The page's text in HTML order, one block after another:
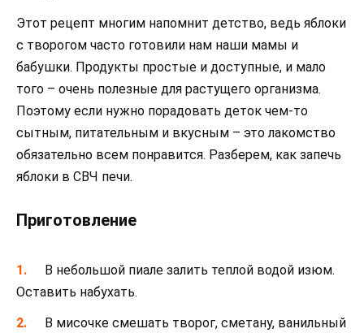
Этот рецепт многим напомнит детство, ведь яблоки
с творогом часто готовили нам наши мамы и
бабушки. Продукты простые и доступные, и мало
того – очень полезные для растущего организма.
Поэтому если нужно порадовать деток чем-то
сытным, питательным и вкусным – это лакомство
обязательно всем понравится. Разберем, как запечь
яблоки в СВЧ печи.
Приготовление
В небольшой пиале залить теплой водой изюм.
Оставить набухать.
В мисочке смешать творог, сметану, ванильный